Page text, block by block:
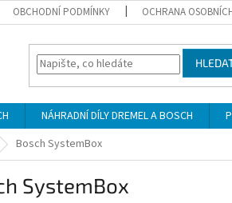
OBCHODNÍ PODMÍNKY OCHRANA
NÁHRADNÍ DÍLY DREMEL A BOSCH
Bosch SystemBox
SystemBox